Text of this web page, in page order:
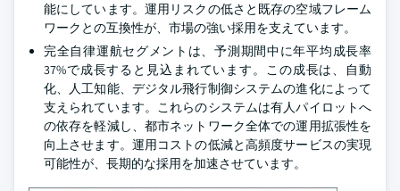
能にしています。運用リスクの低さと既存の空域フレーム
ワークとの互換性が、市場の強い採用を支えています。
完全自律運航セグメントは、予測期間中に年平均成長率
37%で成長すると見込まれています。この成長は、自動
化、人工知能、デジタル飛行制御システムの進化によって
支えられています。これらのシステムは有人パイロットへ
の依存を軽減し、都市ネットワーク全体での運用拡張性を
向上させます。運用コストの低減と高頻度サービスの実現
可能性が、長期的な採用を加速させています。